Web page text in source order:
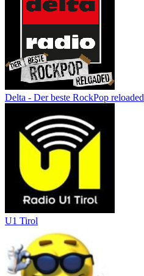
Delta - Der beste RockPop reloaded
U1 Tirol